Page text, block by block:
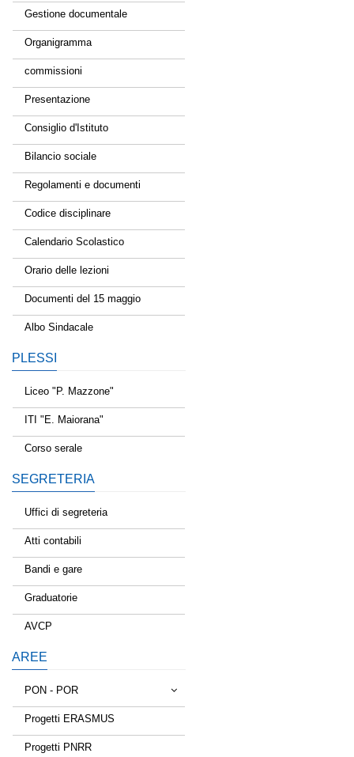
Gestione documentale
Organigramma
commissioni
Presentazione
Consiglio d'Istituto
Bilancio sociale
Regolamenti e documenti
Codice disciplinare
Calendario Scolastico
Orario delle lezioni
Documenti del 15 maggio
Albo Sindacale
PLESSI
Liceo "P. Mazzone"
ITI "E. Maiorana"
Corso serale
SEGRETERIA
Uffici di segreteria
Atti contabili
Bandi e gare
Graduatorie
AVCP
AREE
PON - POR
Tessere la rete
Estate a scuola
Progetti ERASMUS
Progetti PNRR